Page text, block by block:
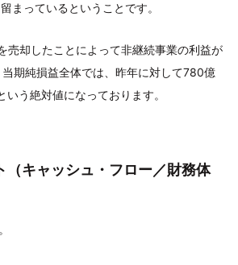
まっているということです。
売却したことによって非継続事業の利益が
期純損益全体では、昨年に対して780億
いう絶対値になっております。
（キャッシュ・フロー／財務体